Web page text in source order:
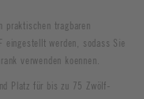
praktischen tragbaren
eingestellt werden, sodass Sie
verwenden koennen.
Platz für bis zu 75 Zwölf-